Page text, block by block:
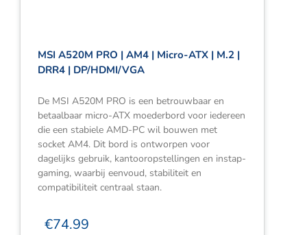
Winkelwagen
MSI A520M PRO | AM4 | Micro-ATX | M.2 |
DRR4 | DP/HDMI/VGA
De MSI A520M PRO is een betrouwbaar en
betaalbaar micro-ATX moederbord voor iedereen
die een stabiele AMD-PC wil bouwen met
socket AM4. Dit bord is ontworpen voor
dagelijks gebruik, kantooropstellingen en instap-
gaming, waarbij eenvoud, stabiliteit en
compatibiliteit centraal staan.
€74.99